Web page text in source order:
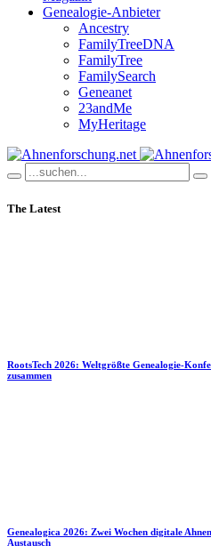
Genealogie-Anbieter
Ancestry
FamilyTreeDNA
FamilyTree
FamilySearch
Geneanet
23andMe
MyHeritage
The Latest
RootsTech 2026: Weltgrößte Genealogie-
zusammen
Genealogica 2026: Zwei Wochen digitale
Austausch